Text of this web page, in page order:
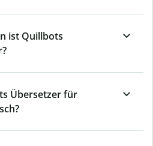
ist Quillbots
Übersetzer für